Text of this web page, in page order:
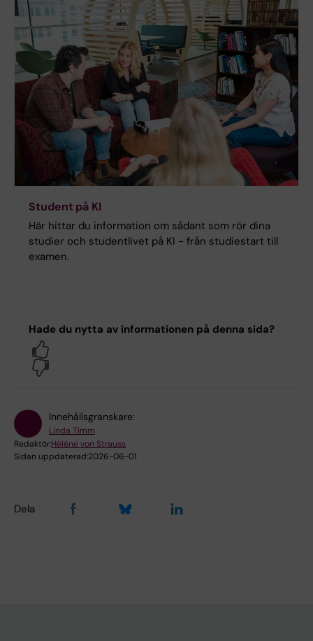
Student på KI
Här hittar du information om sådant som rör dina
studier och studentlivet på KI - från studiestart till
examen.
Hade du nytta av informationen på denna sida?
Innehållsgranskare:
Linda Timm
Redaktör:Héléne von Strauss
Sidan uppdaterad:2026-06-01
Dela